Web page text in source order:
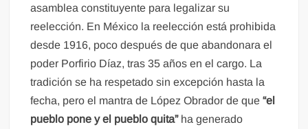
asamblea constituyente para legalizar su
reelección. En México la reelección está prohibida
desde 1916, poco después de que abandonara el
poder Porfirio Díaz, tras 35 años en el cargo. La
tradición se ha respetado sin excepción hasta la
fecha, pero el mantra de López Obrador de que“el
pueblo pone y el pueblo quita”ha generado